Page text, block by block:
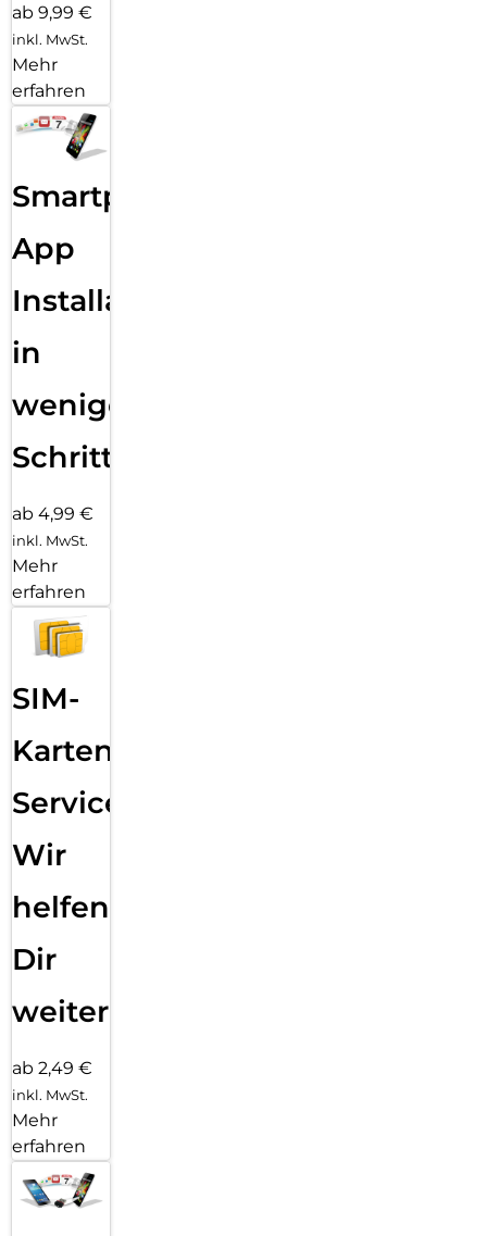
ab 9,99 €
inkl. MwSt.
Mehr
erfahren
Smartphone
App
Installation
in
wenigen
Schritten
ab 4,99 €
inkl. MwSt.
Mehr
erfahren
SIM-
Karten
Service:
Wir
helfen
Dir
weiter
ab 2,49 €
inkl. MwSt.
Mehr
erfahren